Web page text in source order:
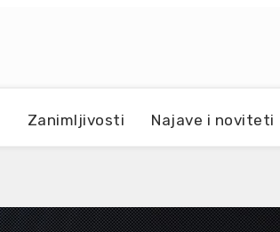
Zanimljivosti Najave i noviteti